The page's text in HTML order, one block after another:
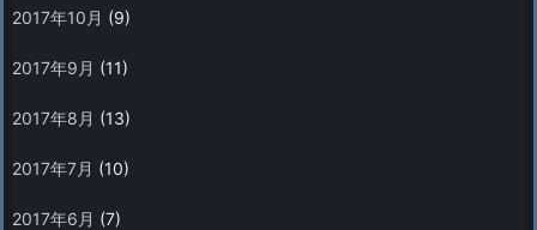
2017年10月 (9)
2017年9月 (11)
2017年8月 (13)
2017年7月 (10)
2017年6月 (7)